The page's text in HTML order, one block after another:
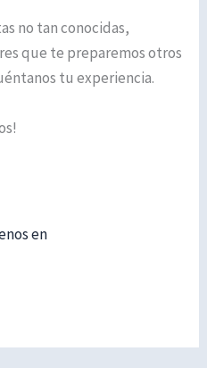
no tan conocidas,
que te preparemos otros
tu experiencia.
en